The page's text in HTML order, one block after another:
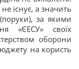
існує, а значить
за якими
«ЄЕСУ» своїх
оборони
на користь